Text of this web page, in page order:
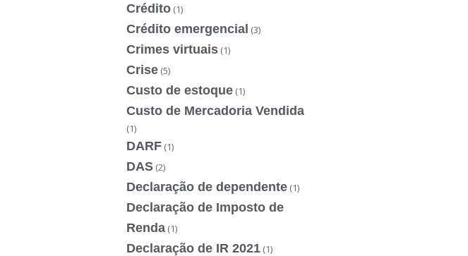
Crédito (1)
Crédito emergencial (3)
Crimes virtuais (1)
Crise (5)
Custo de estoque (1)
Custo de Mercadoria Vendida
(1)
DARF (1)
DAS (2)
Declaração de dependente (1)
Declaração de Imposto de
Renda (1)
Declaração de IR 2021 (1)